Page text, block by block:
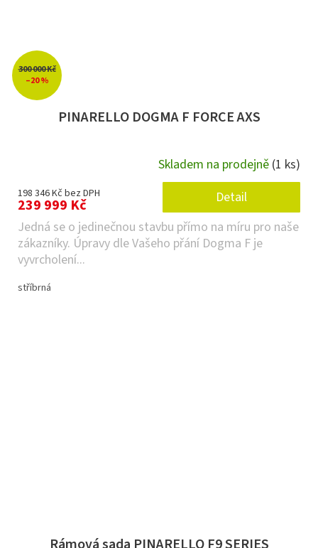
300 000 Kč
–20 %
PINARELLO DOGMA F FORCE AXS
Skladem na prodejně (1 ks)
198 346 Kč bez DPH
239 999 Kč
Detail
Jedná se o jedinečnou stavbu přímo na míru pro naše
zákazníky. Úpravy dle Vašeho přání Dogma F je
vyvrcholení...
stříbrná